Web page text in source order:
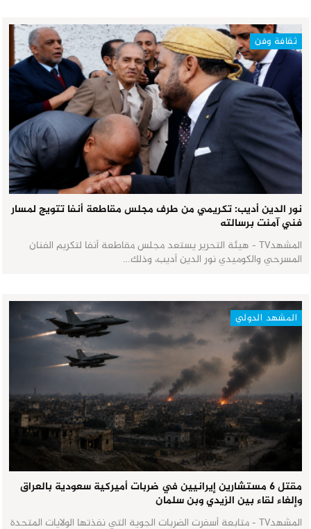
ثقافة وفن
نور الدين أديب: تكريمي من طرف مجلس مقاطعة أنفا تتويج لمسار
فني آمنت برسالته
المشهدTV - هيئة التحرير يستعد مجلس مقاطعة أنفا لتكريم الفنان
المسرحي والكوميدي نور الدين أديب، وذلك…
المشهد الدولي
مقتل 6 مستشارين إيرانيين في ضربات أميركية سعودية بالعراق
وإلغاء لقاء بين الزيدي وبن سلمان
المشهدTV - متابعة أسفرت الضربات الجوية التي نفذتها الولايات المتحدة